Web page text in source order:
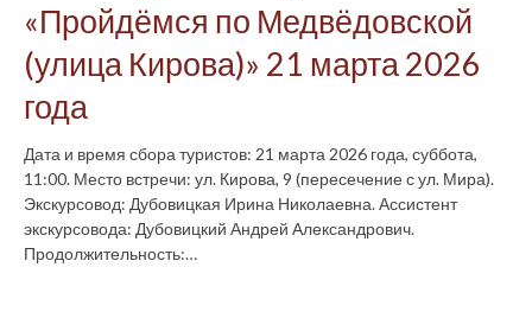
«Пройдёмся по Медвёдовской
(улица Кирова)» 21 марта 2026
года
Дата и время сбора туристов: 21 марта 2026 года, суббота,
11:00. Место встречи: ул. Кирова, 9 (пересечение с ул. Мира).
Экскурсовод: Дубовицкая Ирина Николаевна. Ассистент
экскурсовода: Дубовицкий Андрей Александрович.
Продолжительность:…